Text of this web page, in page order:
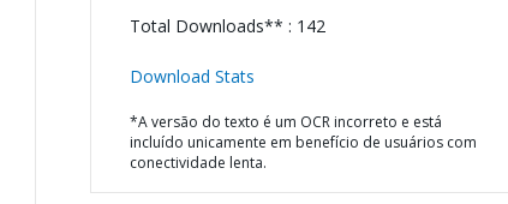
Total Downloads** : 142
Download Stats
*A versão do texto é um OCR incorreto e está
incluído unicamente em benefício de usuários com
conectividade lenta.